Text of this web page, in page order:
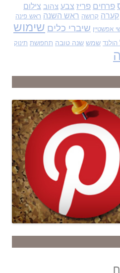
פרחים פריז צבע צהוב צילום
קערה קרושה ראש השנה ראש פינה
אפשטיין שיברי כלים שימוש
שמש שנה טובה תחפושת תינוק